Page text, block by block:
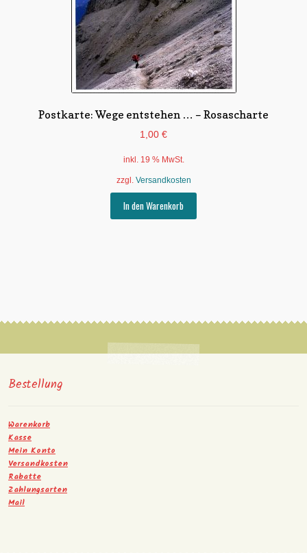
Postkarte: Wege entstehen … – Rosascharte
1,00 €
inkl. 19 % MwSt.
zzgl. Versandkosten
In den Warenkorb
Bestellung
Warenkorb
Kasse
Mein Konto
Versandkosten
Rabatte
Zahlungsarten
Mail